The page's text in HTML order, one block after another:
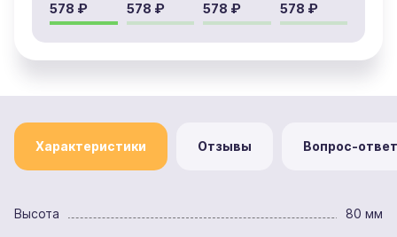
578 ₽ 578 ₽ 578 ₽ 578 ₽
Характеристики Отзывы Вопрос-ответ
Высота 80 мм